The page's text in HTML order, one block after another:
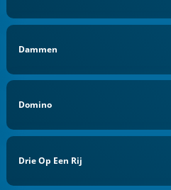
Dammen
Domino
Drie Op Een Rij